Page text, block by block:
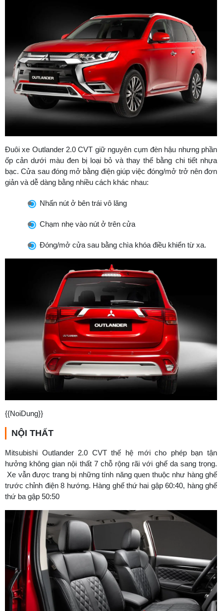
Đuôi xe Outlander 2.0 CVT giữ nguyên cụm đèn hậu nhưng phần
ốp cản dưới màu đen bị loại bỏ và thay thế bằng chi tiết nhựa
bạc. Cửa sau đóng mở bằng điện giúp việc đóng/mở trở nên đơn
giản và dễ dàng bằng nhiều cách khác nhau:
Nhấn nút ở bên trái vô lăng
Chạm nhẹ vào nút ở trên cửa
Đóng/mở cửa sau bằng chìa khóa điều khiển từ xa.
{{NoiDung}}
NỘI THẤT
Mitsubishi Outlander 2.0 CVT thế hệ mới cho phép bạn tận
hưởng không gian nội thất 7 chỗ rộng rãi với ghế da sang trọng.
Xe vẫn được trang bị những tính năng quen thuộc như hàng ghế
trước chỉnh điện 8 hướng. Hàng ghế thứ hai gập 60:40, hàng ghế
thứ ba gập 50:50